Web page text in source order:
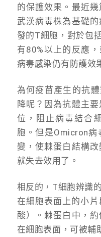
的保護效果。最近
武漢病毒株為基礎
發的T細胞，對於包
有80%以上的反應
病毒感染仍有防護效
為何疫苗產生的抗
降呢？因為抗體主
位，阻止病毒結合
胞。但是Omicron
變，使棘蛋白結構
就失去效用了。
相反的，T細胞辨識
在細胞表面上的小
酸）。棘蛋白中，
在細胞表面，可被輔